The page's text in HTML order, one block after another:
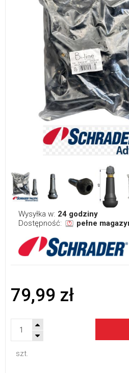
Wysyłka w: 24 godziny
Dostępność:
pełne
79,99 zł
szt.